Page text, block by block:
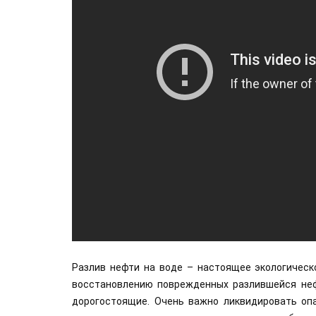
Разлив нефти на воде – настоящее
восстановлению поврежденных разлившейся
дорогостоящие. Очень важно ликвидировать